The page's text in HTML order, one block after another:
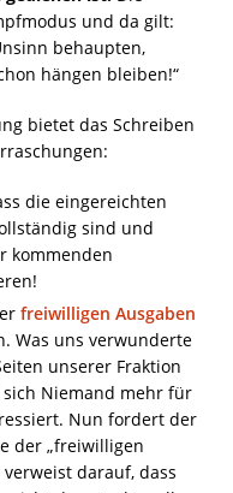
und da gilt:
behaupten,
hängen bleiben!“
bietet das Schreiben
die eingereichten
sind und
kommenden
freiwilligen Ausgaben
Was uns verwunderte
unserer Fraktion
Niemand mehr für
Nun fordert der
der „freiwilligen
darauf, dass